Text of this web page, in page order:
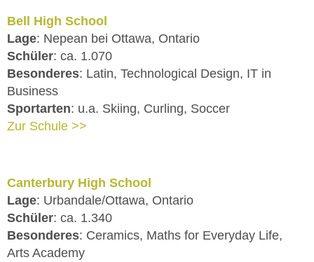
Bell High School
Lage: Nepean bei Ottawa, Ontario
Schüler: ca. 1.070
Besonderes: Latin, Technological Design, IT in
Business
Sportarten: u.a. Skiing, Curling, Soccer
Zur Schule >>
Canterbury High School
Lage: Urbandale/Ottawa, Ontario
Schüler: ca. 1.340
Besonderes: Ceramics, Maths for Everyday Life,
Arts Academy